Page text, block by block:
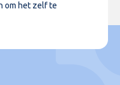
om het zelf te